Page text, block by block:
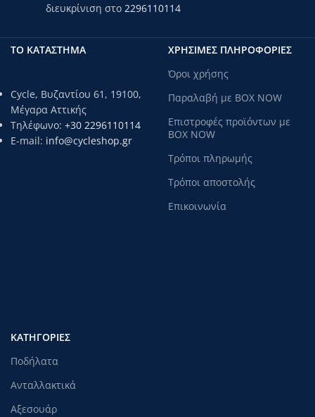
διευκρίνιση στο 2296110114
ΤΟ ΚΑΤΑΣΤΗΜΑ
Cycle, Βυζαντίου 61, 19100,
Μέγαρα Αττικής
Τηλέφωνο: +30 2296110114
E-mail: info@cycleshop.gr
ΧΡΗΣΙΜΕΣ ΠΛΗΡΟΦΟΡΙΕΣ
Όροι χρήσης
Παραλαβή με BOX NOW
Επιστροφές προϊόντων με
BOX NOW
Τρόποι πληρωμής
Τρόποι αποστολής
Επικοινωνία
ΚΑΤΗΓΟΡΊΕΣ
Ποδήλατα
Ανταλλακτικά
Αξεσουάρ